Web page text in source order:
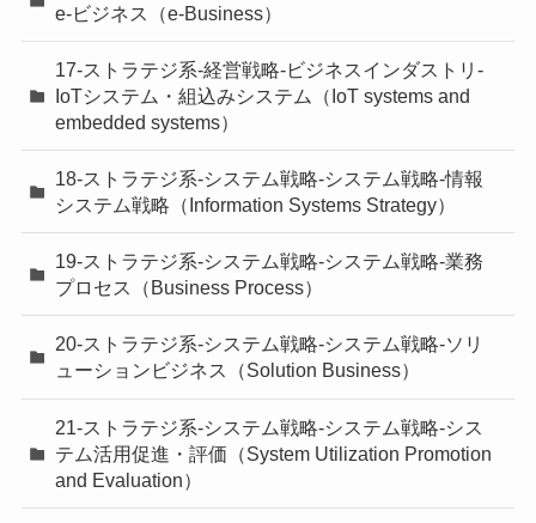
e-ビジネス（e-Business）
17-ストラテジ系-経営戦略-ビジネスインダストリ-
IoTシステム・組込みシステム（IoT systems and
embedded systems）
18-ストラテジ系-システム戦略-システム戦略-情報
システム戦略（Information Systems Strategy）
19-ストラテジ系-システム戦略-システム戦略-業務
プロセス（Business Process）
20-ストラテジ系-システム戦略-システム戦略-ソリ
ューションビジネス（Solution Business）
21-ストラテジ系-システム戦略-システム戦略-シス
テム活用促進・評価（System Utilization Promotion
and Evaluation）